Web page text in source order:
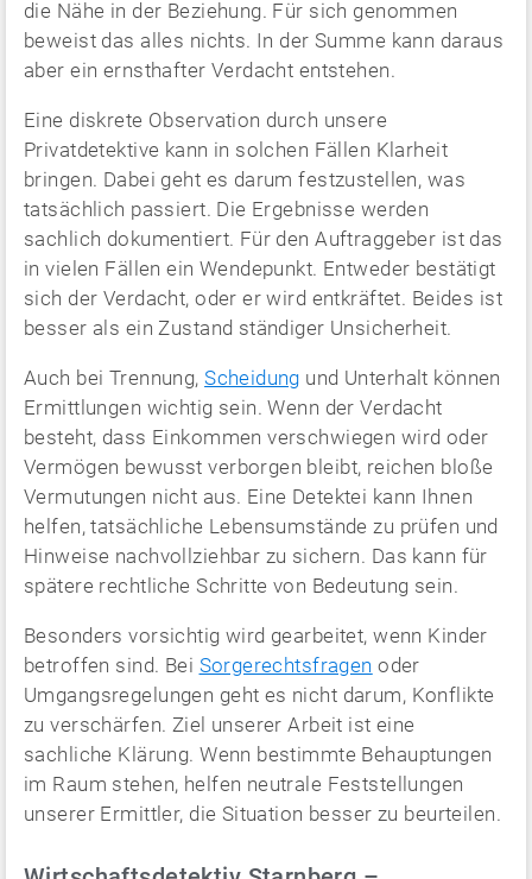
die Nähe in der Beziehung. Für sich genommen
beweist das alles nichts. In der Summe kann daraus
aber ein ernsthafter Verdacht entstehen.
Eine diskrete Observation durch unsere
Privatdetektive kann in solchen Fällen Klarheit
bringen. Dabei geht es darum festzustellen, was
tatsächlich passiert. Die Ergebnisse werden
sachlich dokumentiert. Für den Auftraggeber ist das
in vielen Fällen ein Wendepunkt. Entweder bestätigt
sich der Verdacht, oder er wird entkräftet. Beides ist
besser als ein Zustand ständiger Unsicherheit.
Auch bei Trennung,Scheidung und Unterhalt können
Ermittlungen wichtig sein. Wenn der Verdacht
besteht, dass Einkommen verschwiegen wird oder
Vermögen bewusst verborgen bleibt, reichen bloße
Vermutungen nicht aus. Eine Detektei kann Ihnen
helfen, tatsächliche Lebensumstände zu prüfen und
Hinweise nachvollziehbar zu sichern. Das kann für
spätere rechtliche Schritte von Bedeutung sein.
Besonders vorsichtig wird gearbeitet, wenn Kinder
betroffen sind. Bei Sorgerechtsfragen oder
Umgangsregelungen geht es nicht darum, Konflikte
zu verschärfen. Ziel unserer Arbeit ist eine
sachliche Klärung. Wenn bestimmte Behauptungen
im Raum stehen, helfen neutrale Feststellungen
unserer Ermittler, die Situation besser zu beurteilen.